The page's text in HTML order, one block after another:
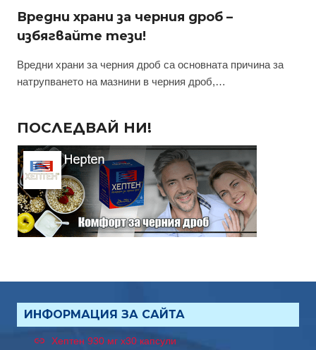
Вредни храни за черния дроб –
избягвайте тези!
Вредни храни за черния дроб са основната причина за
натрупването на мазнини в черния дроб,…
ПОСЛЕДВАЙ НИ!
ИНФОРМАЦИЯ ЗА САЙТА
Хептен 930 мг x30 капсули